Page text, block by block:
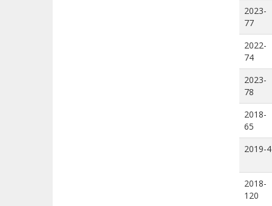
2023-
77
2022-
74
2023-
78
2018-
65
2019-4
2018-
120